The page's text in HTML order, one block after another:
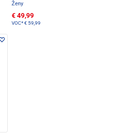
Ženy
€ 49,99
VOC*€ 59,99